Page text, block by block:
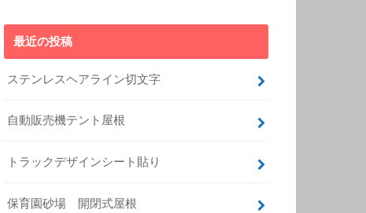
最近の投稿
ステンレスヘアライン切文字
自動販売機テント屋根
トラックデザインシート貼り
保育園砂場 開閉式屋根